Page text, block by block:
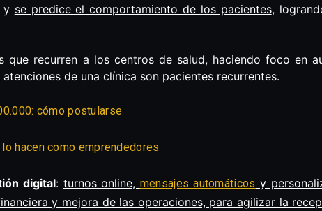
y se predice el comportamiento de los pacientes,
recurren a los centros de salud, haciendo foco en
de una clínica son pacientes recurrentes.
cómo postularse
hacen como emprendedores
digital: turnos online, mensajes automáticos y
y mejora de las operaciones, para agilizar la